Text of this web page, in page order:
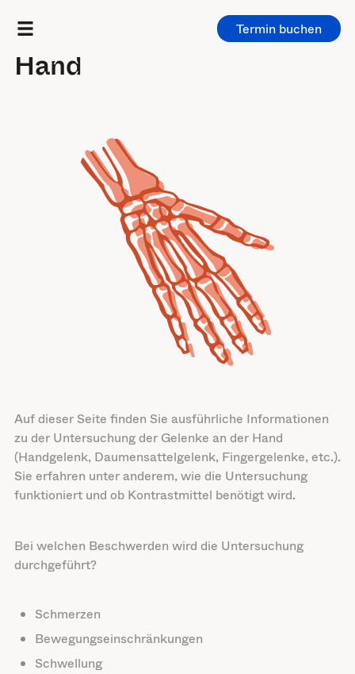
Termin buchen
Untersuchungen
Hand
Auf dieser Seite finden Sie ausführliche Informationen
zu der Untersuchung der Gelenke an der Hand
(Handgelenk, Daumensattelgelenk, Fingergelenke, etc.).
Sie erfahren unter anderem, wie die Untersuchung
funktioniert und ob Kontrastmittel benötigt wird.
Bei welchen Beschwerden wird die Untersuchung
durchgeführt?
Schmerzen
Bewegungseinschränkungen
Schwellung